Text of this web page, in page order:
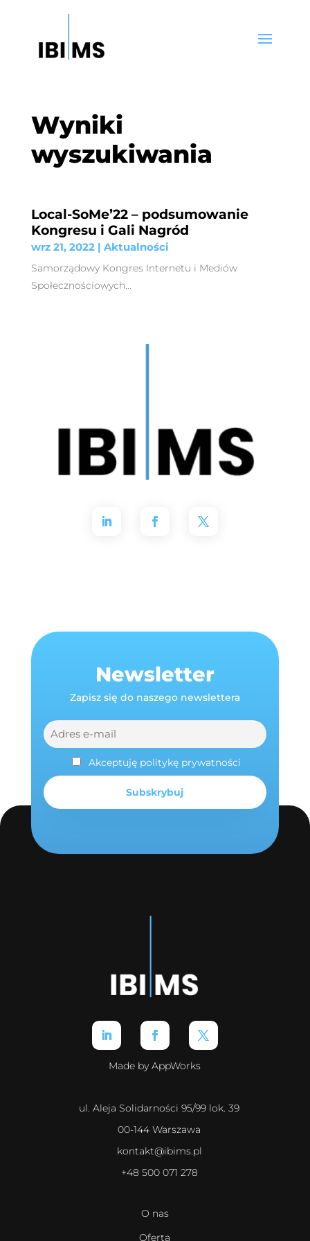
Wyniki
wyszukiwania
Local-SoMe’22 – podsumowanie
Kongresu i Gali Nagród
wrz 21, 2022| Aktualności
Samorządowy Kongres Internetu i Mediów
Społecznościowych...
Newsletter
Zapisz się do naszego newslettera
Akceptuję politykę prywatności
Made by AppWorks
ul. Aleja Solidarności 95/99 lok. 39
00-144 Warszawa
kontakt@ibims.pl
+48 500 071 278
O nas
Oferta